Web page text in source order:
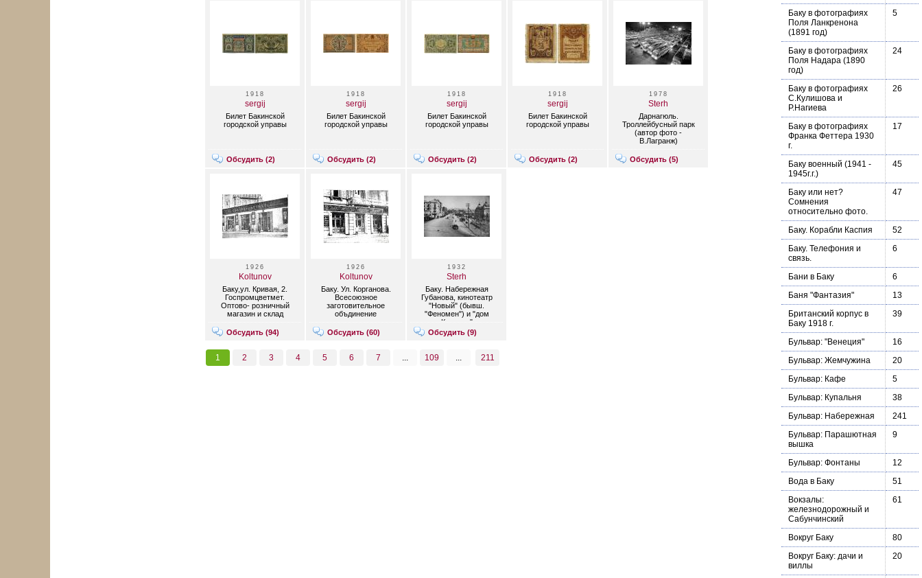
Баку в фотографиях
Поля Ланкренона
(1891 год)
5
Баку в фотографиях
Поля Надара (1890
год)
24
Баку в фотографиях
С.Кулишова и
Р.Нагиева
26
Баку в фотографиях
Франка Феттера 1930
г.
17
Баку военный (1941 -
1945г.г.)
45
Баку или нет?
Сомнения
относительно фото.
47
Баку. Корабли Каспия
52
Баку. Телефония и
связь.
6
Бани в Баку
6
Баня "Фантазия"
13
Британский корпус в
Баку 1918 г.
39
Бульвар: "Венеция"
16
Бульвар: Жемчужина
20
Бульвар: Кафе
5
Бульвар: Купальня
38
Бульвар: Набережная
241
Бульвар: Парашютная
вышка
9
Бульвар: Фонтаны
12
Вода в Баку
51
Вокзалы:
железнодорожный и
Сабунчинский
61
Вокруг Баку
80
Вокруг Баку: дачи и
виллы
20
1918
sergij
Билет Бакинской
городской управы
Обсудить (2)
1918
sergij
Билет Бакинской
городской управы
Обсудить (2)
1918
sergij
Билет Бакинской
городской управы
Обсудить (2)
1918
sergij
Билет Бакинской
городской управы
Обсудить (2)
1978
Sterh
Дарнагюль.
Троллейбусный парк
(автор фото -
В.Лагранж)
Обсудить (5)
1926
Koltunov
Баку,ул. Кривая, 2.
Госпромцветмет.
Оптово- розничный
магазин и склад
Обсудить (94)
1926
Koltunov
Баку. Ул. Корганова.
Всесоюзное
заготовительное
объдинение
хозяйств (ВЗОК)
Обсудить (60)
1932
Sterh
Баку. Набережная
Губанова, кинотеатр
"Новый" (бывш.
"Феномен") и "дом
Каспара"
Обсудить (9)
1 2 3 4 5 6 7 ... 109 ... 211